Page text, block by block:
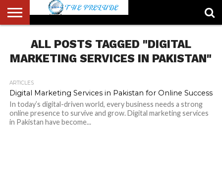
ACCOUNT
AUTHORS
LIST
FULL-
WIDTH
PAGE
HOME
LATEST
NEWS
LOGIN
LOGOUT
MEMBERS
PASSWORD
RESET
REGISTER
SAMPLE
PAGE
TYPOGRAPHY
USERALL POSTS TAGGED "DIGITAL
MARKETING SERVICES IN PAKISTAN"
ARTICLES
Digital Marketing Services in Pakistan for Online Success
In today’s digital-driven world, every business needs a strong
online presence to survive and grow. Digital marketing services
in Pakistan have become...